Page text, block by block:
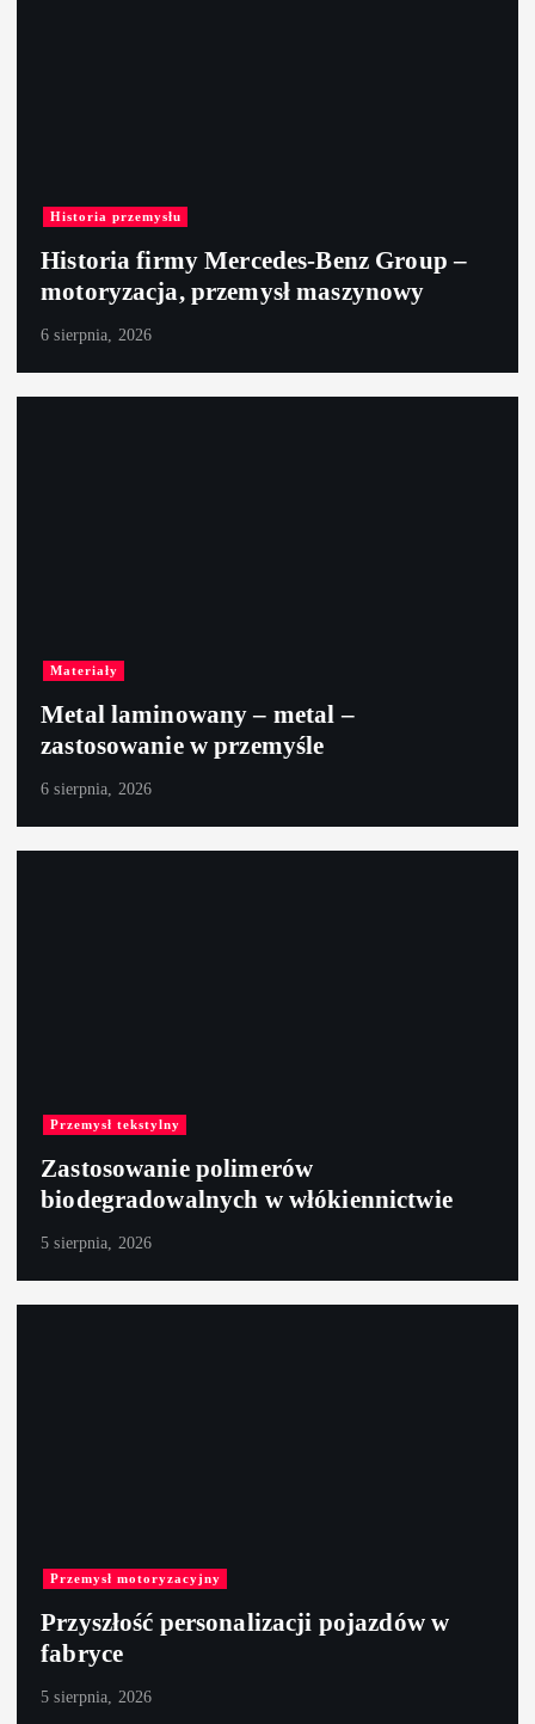
Historia przemysłu
Historia firmy Mercedes-Benz Group –
motoryzacja, przemysł maszynowy
6 sierpnia, 2026
Materiały
Metal laminowany – metal –
zastosowanie w przemyśle
6 sierpnia, 2026
Przemysł tekstylny
Zastosowanie polimerów
biodegradowalnych w włókiennictwie
5 sierpnia, 2026
Przemysł motoryzacyjny
Przyszłość personalizacji pojazdów w
fabryce
5 sierpnia, 2026